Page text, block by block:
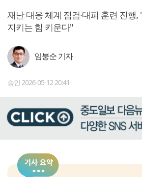
재난 대응 체계 점검·대피 훈련 진행
지키는 힘 키운다"
임붕순 기자
승인 2026-05-12 20:41